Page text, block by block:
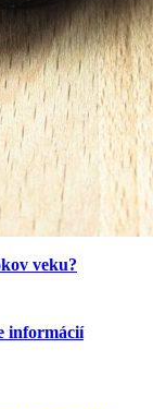
veku?
informácií